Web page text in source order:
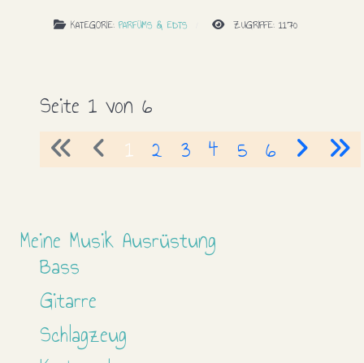
KATEGORIE: PARFÜMS & EDTS ZUGRIFFE: 1170
Seite 1 von 6
1 2 3 4 5 6
Meine Musik Ausrüstung
Bass
Gitarre
Schlagzeug